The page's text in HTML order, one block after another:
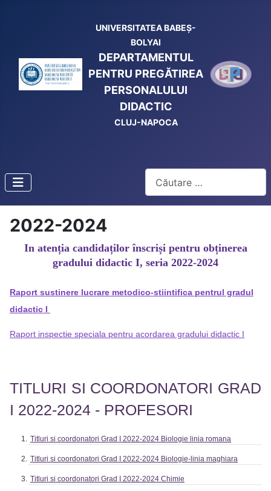
UNIVERSITATEA BABEŞ-
BOLYAI
DEPARTAMENTUL
PENTRU PREGĂTIREA
PERSONALULUI
DIDACTIC
CLUJ-NAPOCA
2022-2024
In atenția candidaților înscriși pentru obținerea
gradului didactic I, seria 2022-2024
Raport sustinere lucrare metodico-stiintifica pentrul gradul
didactic I
Raport inspectie speciala pentru acordarea gradului didactic I
TITLURI SI COORDONATORI GRAD
I 2022-2024 - PROFESORI
Titluri si coordonatori Grad I 2022-2024 Biologie linia romana
Titluri si coordonatori Grad I 2022-2024 Biologie-linia maghiara
Titluri si coordonatori Grad I 2022-2024 Chimie